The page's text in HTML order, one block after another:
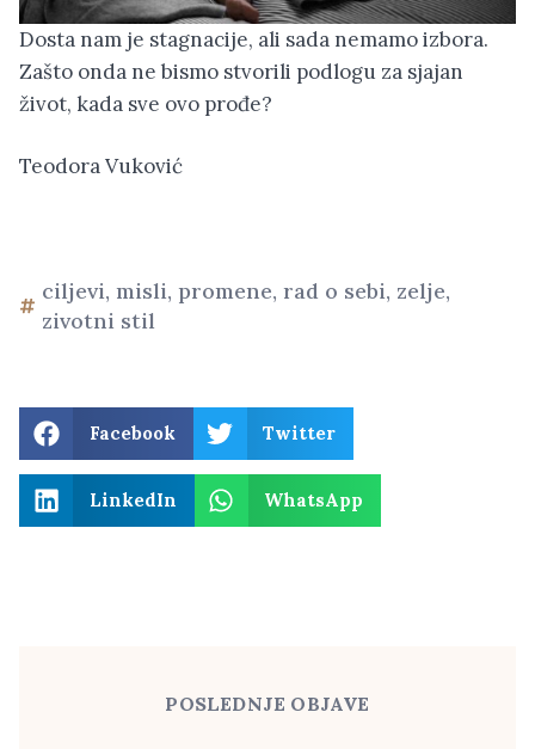
Dosta nam je stagnacije, ali sada nemamo izbora.
Zašto onda ne bismo stvorili podlogu za sjajan
život, kada sve ovo prođe?
Teodora Vuković
ciljevi, misli, promene, rad o sebi, zelje,
zivotni stil
Facebook Twitter
LinkedIn WhatsApp
POSLEDNJE OBJAVE